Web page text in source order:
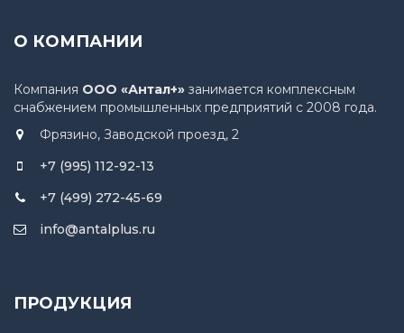
О КОМПАНИИ
Компания ООО «Антал+» занимается комплексным
снабжением промышленных предприятий с 2008 года.
Фрязино, Заводской проезд, 2
+7 (995) 112-92-13
+7 (499) 272-45-69
info@antalplus.ru
ПРОДУКЦИЯ